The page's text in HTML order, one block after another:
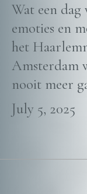
Wat een
emoties en
het
Amsterdam
nooit meer
July 5, 2025